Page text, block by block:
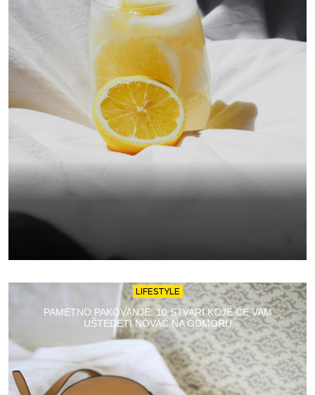
LIFESTYLE
PAMETNO PAKOVANJE: 10 STVARI KOJE ĆE VAM
UŠTEDETI NOVAC NA ODMORU